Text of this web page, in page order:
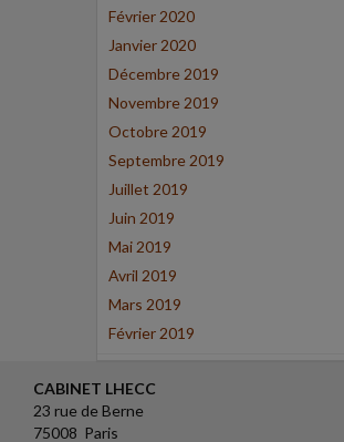
Février 2020
Janvier 2020
Décembre 2019
Novembre 2019
Octobre 2019
Septembre 2019
Juillet 2019
Juin 2019
Mai 2019
Avril 2019
Mars 2019
Février 2019
CABINET LHECC
23 rue de Berne
75008 Paris